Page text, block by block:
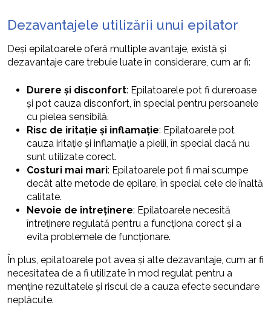
Dezavantajele utilizării unui epilator
Deși epilatoarele oferă multiple avantaje, există și
dezavantaje care trebuie luate în considerare, cum ar fi:
Durere și disconfort: Epilatoarele pot fi dureroase
și pot cauza disconfort, în special pentru persoanele
cu pielea sensibilă.
Risc de iritație și inflamație: Epilatoarele pot
cauza iritație și inflamație a pielii, în special dacă nu
sunt utilizate corect.
Costuri mai mari: Epilatoarele pot fi mai scumpe
decât alte metode de epilare, în special cele de înaltă
calitate.
Nevoie de întreținere: Epilatoarele necesită
întreținere regulată pentru a funcționa corect și a
evita problemele de funcționare.
În plus, epilatoarele pot avea și alte dezavantaje, cum ar fi
necesitatea de a fi utilizate în mod regulat pentru a
menține rezultatele și riscul de a cauza efecte secundare
neplăcute.